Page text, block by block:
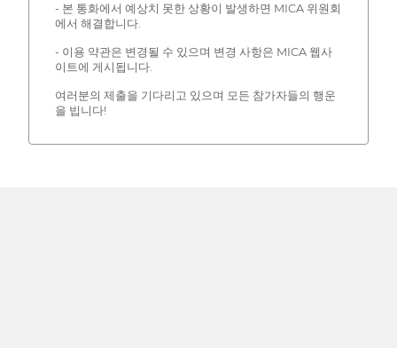
- 본 통화에서 예상치 못한 상황이 발생하면 MICA 위원회
에서 해결합니다.
- 이용 약관은 변경될 수 있으며 변경 사항은 MICA 웹사
이트에 게시됩니다.
여러분의 제출을 기다리고 있으며 모든 참가자들의 행운
을 빕니다!